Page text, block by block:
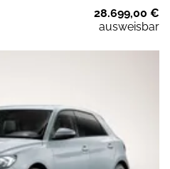
28.699,00 €
ausweisbar